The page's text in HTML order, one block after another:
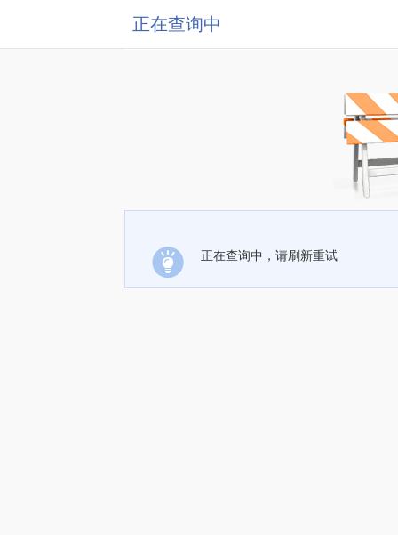
正在查询中
正在查询中，请刷新重试